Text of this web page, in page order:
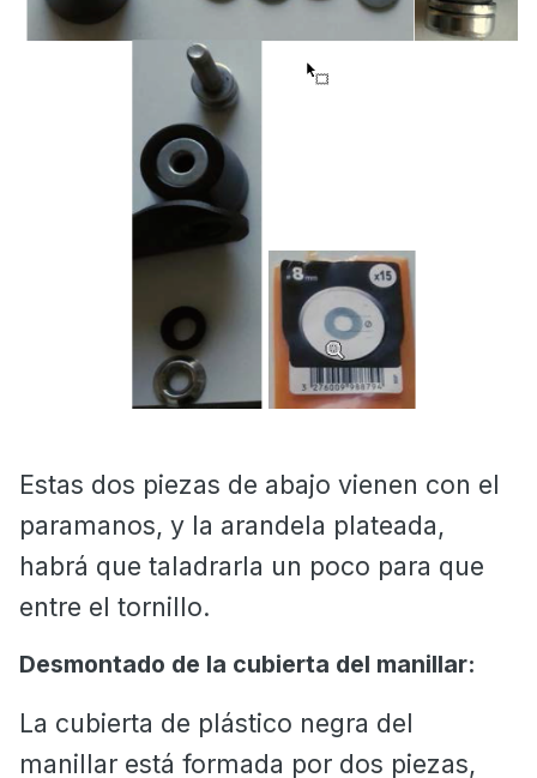
Estas dos piezas de abajo vienen con el
paramanos, y la arandela plateada,
habrá que taladrarla un poco para que
entre el tornillo.
Desmontado de la cubierta del manillar:
La cubierta de plástico negra del
manillar está formada por dos piezas,